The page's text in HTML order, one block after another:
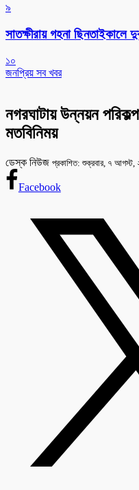
৯
সাতক্ষীরায় গহনা ছিনতাইকালে
১০
জনপ্রিয় সব খবর
নগরঘাটায় উন্নয়ন
মতবিনিময়
ডেস্ক নিউজ প্রকাশিত: শুক্রবার, ৭ আগস্ট,
Facebook